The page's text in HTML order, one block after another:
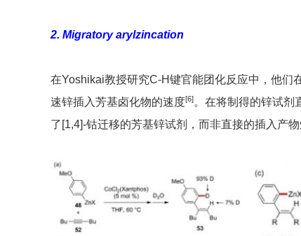
2. Migratory arylzincation
在Yoshikai教授研究C-H键官能团化反应中，他们
速锌插入芳基卤化物的速度[6] 。在将制得的锌试剂
了[1,4]-钴迁移的芳基锌试剂，而非直接的插入产